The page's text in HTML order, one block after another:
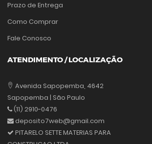
Prazo de Entrega
Como Comprar
Fale Conosco
ATENDIMENTO / LOCALIZAÇÃO
Avenida Sapopemba, 4642
Sapopemba | São Paulo
(11) 2910-0476
deposito7web@gmail.com
PITARELO SETTE MATERIAS PARA